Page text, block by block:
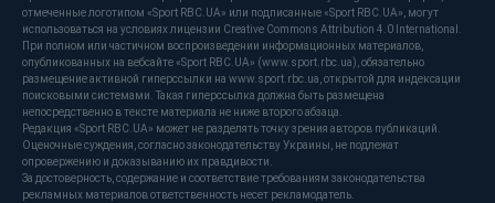
отмеченные логотипом «Sport RBC.UA» или подписанные «Sport RBC.UA», могут
использоваться на условиях лицензии Creative Commons Attribution 4.0 International.
При полном или частичном воспроизведении информационных материалов,
опубликованных на вебсайте «Sport RBC.UA» (www.sport.rbc.ua), обязательно
размещение активной гиперссылки на www.sport.rbc.ua, открытой для индексации
поисковыми системами. Такая гиперссылка должна быть размещена
непосредственно в тексте материала не ниже второго абзаца.
Редакция «Sport RBC.UA» может не разделять точку зрения авторов публикаций.
Оценочные суждения, согласно законодательству Украины, не подлежат
опровержению и доказыванию их правдивости.
За достоверность, содержание и соответствие требованиям законодательства
рекламных материалов ответственность несет рекламодатель.